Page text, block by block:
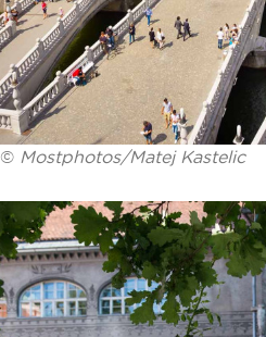
© Mostphotos/Matej Kastelic